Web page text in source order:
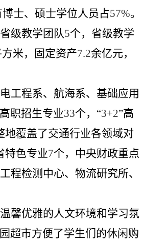
士、硕士学位人员占57%。
级教学团队5个，省级教学
米，固定资产7.2余亿元，
工程系、航海系、基础应用
职招生专业33个，“3+2”高
地覆盖了交通行业各领域对
特色专业7个，中央财政重点
程检测中心、物流研究所、
馨优雅的人文环境和学习氛
超市方便了学生们的休闲购